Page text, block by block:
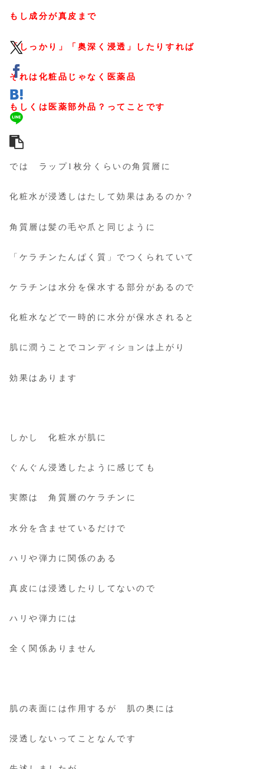
もし成分が真皮まで
「しっかり」「奥深く浸透」したりすれば
それは化粧品じゃなく医薬品
もしくは医薬部外品？ってことです
では ラップ1枚分くらいの角質層に
化粧水が浸透しはたして効果はあるのか？
角質層は髪の毛や爪と同じように
「ケラチンたんぱく質」でつくられていて
ケラチンは水分を保水する部分があるので
化粧水などで一時的に水分が保水されると
肌に潤うことでコンディションは上がり
効果はあります
しかし 化粧水が肌に
ぐんぐん浸透したように感じても
実際は 角質層のケラチンに
水分を含ませているだけで
ハリや弾力に関係のある
真皮には浸透したりしてないので
ハリや弾力には
全く関係ありません
肌の表面には作用するが 肌の奥には
浸透しないってことなんです